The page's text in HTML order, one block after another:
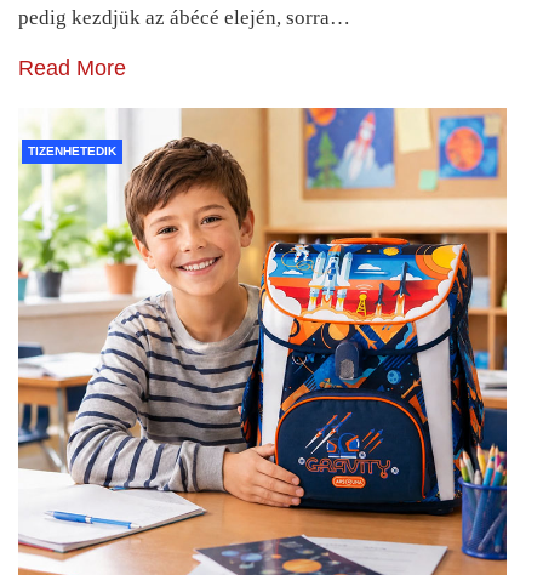
pedig kezdjük az ábécé elején, sorra…
Read More
TIZENHETEDIK